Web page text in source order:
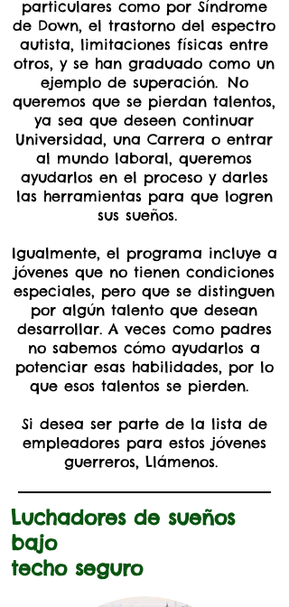
particulares como por Síndrome
de Down, el trastorno del espectro
autista, limitaciones físicas entre
otros, y se han graduado como un
ejemplo de superación. No
queremos que se pierdan talentos,
ya sea que deseen continuar
Universidad, una Carrera o entrar
al mundo laboral, queremos
ayudarlos en el proceso y darles
las herramientas para que logren
sus sueños.
Igualmente, el programa incluye a
jóvenes que no tienen condiciones
especiales, pero que se distinguen
por algún talento que desean
desarrollar. A veces como padres
no sabemos cómo ayudarlos a
potenciar esas habilidades, por lo
que esos talentos se pierden.
Si desea ser parte de la lista de
empleadores para estos jóvenes
guerreros, Llámenos.
Luchadores de sueños
bajo
techo seguro